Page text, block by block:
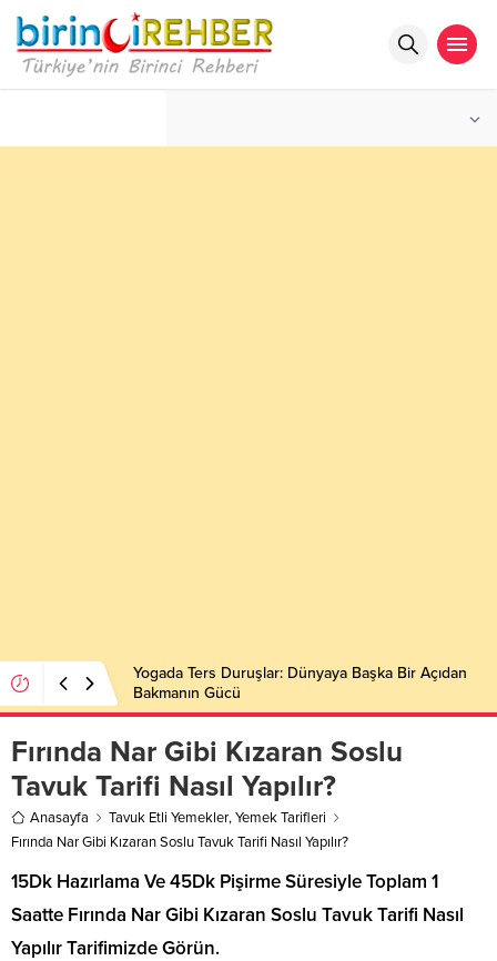
Yogada Ters Duruşlar: Dünyaya Başka Bir Açıdan
Bakmanın Gücü
Fırında Nar Gibi Kızaran Soslu
Tavuk Tarifi Nasıl Yapılır?
Anasayfa Tavuk Etli Yemekler,Yemek Tarifleri
Fırında Nar Gibi Kızaran Soslu Tavuk Tarifi Nasıl Yapılır?
15Dk Hazırlama Ve 45Dk Pişirme Süresiyle Toplam 1
Saatte Fırında Nar Gibi Kızaran Soslu Tavuk Tarifi Nasıl
Yapılır Tarifimizde Görün.